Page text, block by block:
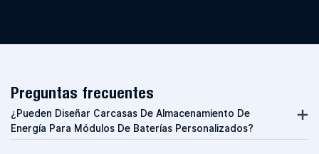
Preguntas frecuentes
¿Pueden Diseñar Carcasas De Almacenamiento De
Energía Para Módulos De Baterías Personalizados?